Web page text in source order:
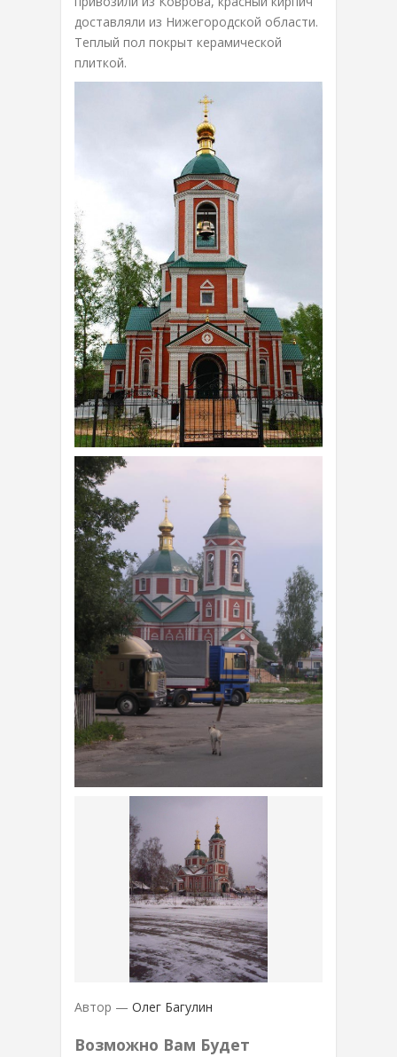
доставляли из Нижегородской области.
Теплый пол покрыт керамической
плиткой.
Автор — Олег Багулин
Возможно Вам Будет